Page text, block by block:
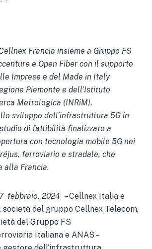
Francia insieme a Gruppo FS
e Open Fiber con il supporto
Imprese e del Made in Italy
Piemonte e dell’Istituto
Metrologica (INRiM),
sviluppo dell’infrastruttura 5G in
di fattibilità finalizzato a
con tecnologia mobile 5G nei
ferroviario e stradale, che
alla Francia.
febbraio, 2024 – Cellnex Italia e
società del gruppo Cellnex Telecom,
del Gruppo FS
Italiana e ANAS –